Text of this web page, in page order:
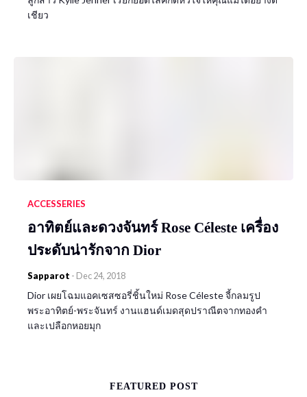
เชียว
ACCESSERIES
อาทิตย์และดวงจันทร์ Rose Céleste เครื่อง
ประดับน่ารักจาก Dior
Sapparot - Dec 24, 2018
Dior เผยโฉมแอคเซสซอรี่ชิ้นใหม่ Rose Céleste จี้กลมรูป
พระอาทิตย์-พระจันทร์ งานแฮนด์เมดสุดปราณีตจากทองคำ
และเปลือกหอยมุก
FEATURED POST